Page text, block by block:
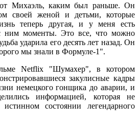
Михаэль, каким был раньше. Он
своей женой и детьми, которые
теперь другая, и у меня есть
с ним моменты. Это все, что можно
ударила его десять лет назад. Он
мы знали в Формуле-1".
Netflix "Шумахер", в котором
закулисные кадры
немецкого гонщика до аварии, и
информацией, которая не
состоянии легендарного